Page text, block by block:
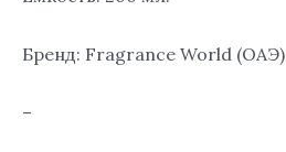
Бренд: Fragrance World (ОАЭ)
–